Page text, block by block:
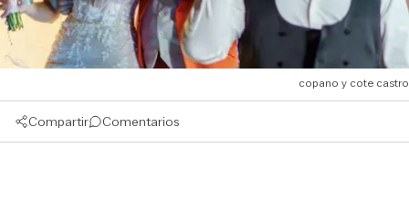
copano y cote castro
Compartir Comentarios